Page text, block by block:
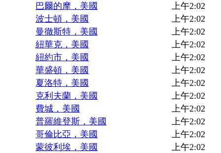
巴爾的摩，美國
上午2:02
波士頓，美國
上午2:02
曼徹斯特，美國
上午2:02
紐華克，美國
上午2:02
紐約市，美國
上午2:02
華盛頓，美國
上午2:02
夏洛特，美國
上午2:02
克利夫蘭，美國
上午2:02
費城，美國
上午2:02
普羅維登斯，美國
上午2:02
哥倫比亞，美國
上午2:02
蒙彼利埃，美國
上午2:02